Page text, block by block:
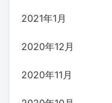
2021年1月
2020年12月
2020年11月